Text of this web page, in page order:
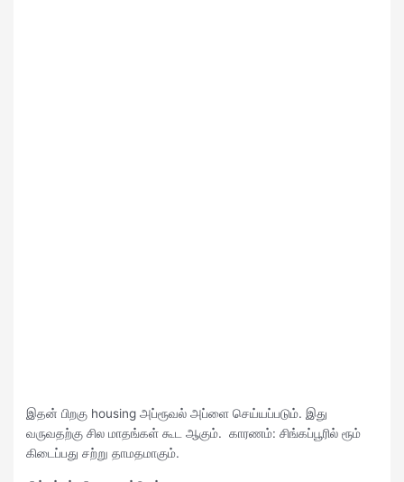
இதன் பிறகு housing அப்ரூவல் அப்ளை செய்யப்படும். இது
வருவதற்கு சில மாதங்கள் கூட ஆகும். காரணம்: சிங்கப்பூரில் ரூம்
கிடைப்பது சற்று தாமதமாகும்.